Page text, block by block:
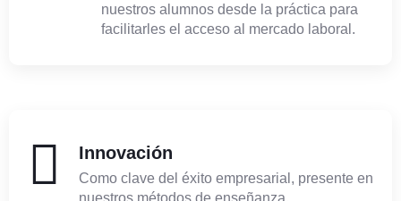
nuestros alumnos desde la práctica para
facilitarles el acceso al mercado laboral.
Innovación
Como clave del éxito empresarial, presente en
nuestros métodos de enseñanza.